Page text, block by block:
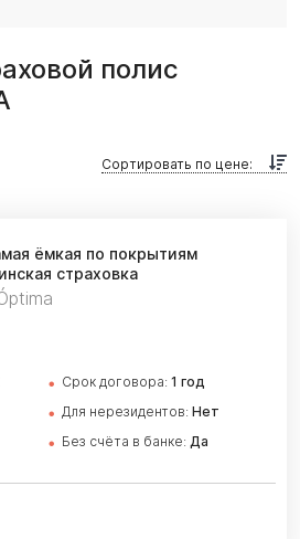
полис
Сортировать по цене:
ёмкая по покрытиям
страховка
Cрок договора: 1 год
Для нерезидентов: Нет
Без счёта в банке: Да